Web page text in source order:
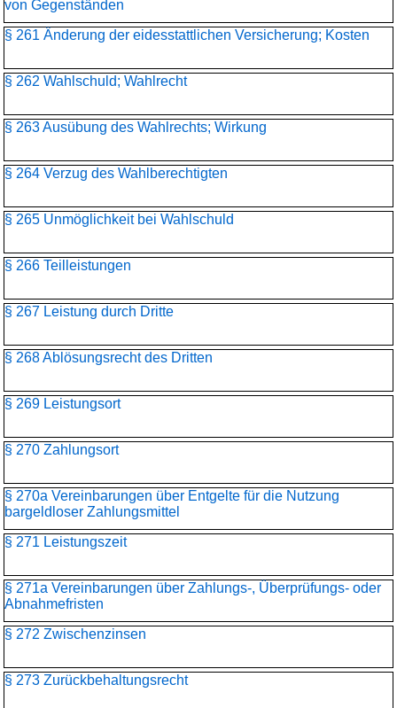
von Gegenständen
§ 261 Änderung der eidesstattlichen Versicherung; Kosten
§ 262 Wahlschuld; Wahlrecht
§ 263 Ausübung des Wahlrechts; Wirkung
§ 264 Verzug des Wahlberechtigten
§ 265 Unmöglichkeit bei Wahlschuld
§ 266 Teilleistungen
§ 267 Leistung durch Dritte
§ 268 Ablösungsrecht des Dritten
§ 269 Leistungsort
§ 270 Zahlungsort
§ 270a Vereinbarungen über Entgelte für die Nutzung
bargeldloser Zahlungsmittel
§ 271 Leistungszeit
§ 271a Vereinbarungen über Zahlungs-, Überprüfungs- oder
Abnahmefristen
§ 272 Zwischenzinsen
§ 273 Zurückbehaltungsrecht